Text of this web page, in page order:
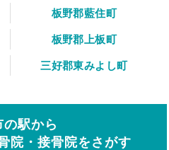
板野郡藍住町
板野郡上板町
三好郡東みよし町
の駅から
院・接骨院をさがす